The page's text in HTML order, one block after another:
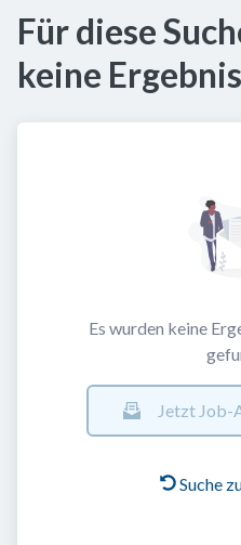
Für diese
keine
Es wurden keine
Jetzt Job-
Suche